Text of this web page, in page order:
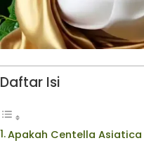
Daftar Isi
Apakah Centella